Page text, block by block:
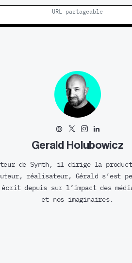
URL partageable
Gerald Holubowicz
de Synth, il dirige la
réalisateur, Gérald s’est
depuis sur l’impact des
et nos imaginaires.